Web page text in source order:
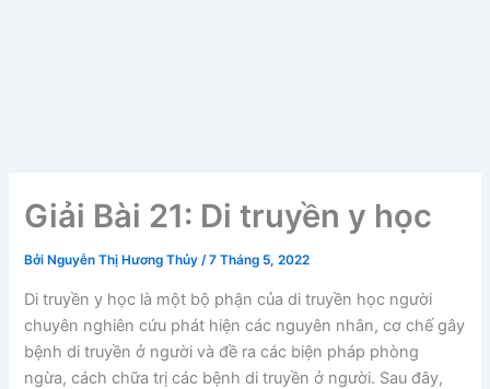
Giải Bài 21: Di truyền y học
Bởi Nguyễn Thị Hương Thủy/7 Tháng 5, 2022
Di truyền y học là một bộ phận của di truyền học người
chuyên nghiên cứu phát hiện các nguyên nhân, cơ chế gây
bệnh di truyền ở người và đề ra các biện pháp phòng
ngừa, cách chữa trị các bệnh di truyền ở người. Sau đây,